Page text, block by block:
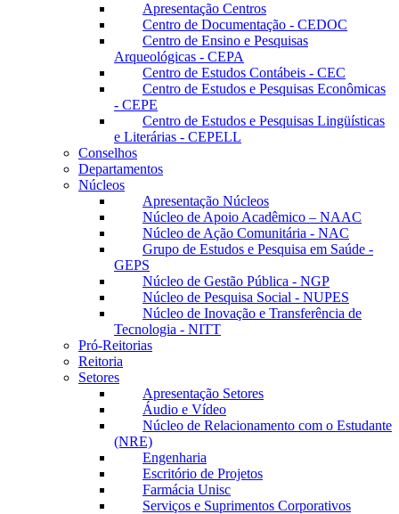
Apresentação Centros
Centro de Documentação - CEDOC
Centro de Ensino e Pesquisas
Arqueológicas - CEPA
Centro de Estudos Contábeis - CEC
Centro de Estudos e Pesquisas Econômicas
- CEPE
Centro de Estudos e Pesquisas Lingüísticas
e Literárias - CEPELL
Conselhos
Departamentos
Núcleos
Apresentação Núcleos
Núcleo de Apoio Acadêmico – NAAC
Núcleo de Ação Comunitária - NAC
Grupo de Estudos e Pesquisa em Saúde -
GEPS
Núcleo de Gestão Pública - NGP
Núcleo de Pesquisa Social - NUPES
Núcleo de Inovação e Transferência de
Tecnologia - NITT
Pró-Reitorias
Reitoria
Setores
Apresentação Setores
Áudio e Vídeo
Núcleo de Relacionamento com o Estudante
(NRE)
Engenharia
Escritório de Projetos
Farmácia Unisc
Serviços e Suprimentos Corporativos